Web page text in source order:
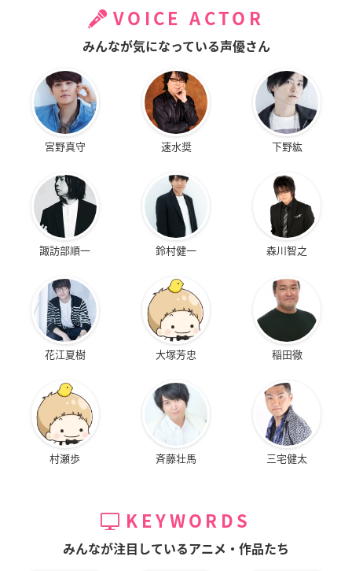
VOICE ACTOR
みんなが気になっている声優さん
宮野真守 速水奨 下野紘
諏訪部順一 鈴村健一 森川智之
花江夏樹 大塚芳忠 稲田徹
村瀬歩 斉藤壮馬 三宅健太
KEYWORDS
みんなが注目しているアニメ・作品たち